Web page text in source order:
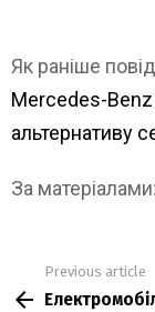
Як раніше
Mercedes-Benz
альтернативу
За матеріалами:
more
Previous article